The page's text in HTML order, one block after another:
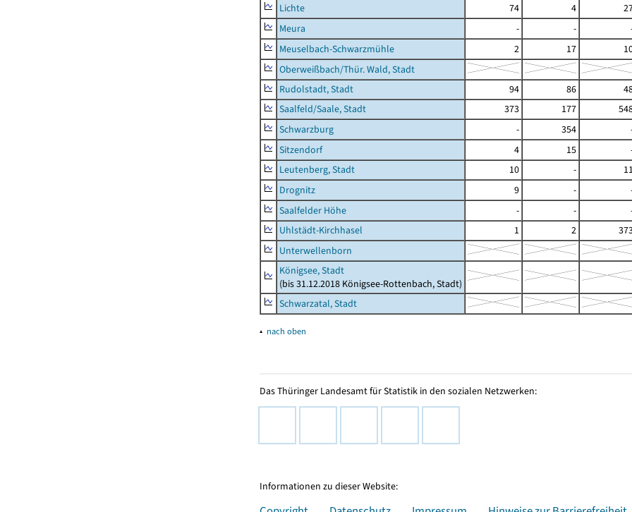
Lichte
74 4
Meura
- -
Meuselbach-Schwarzmühle
2 17
Oberweißbach/Thür. Wald, Stadt
Rudolstadt, Stadt
94 86
Saalfeld/Saale, Stadt
373 177
Schwarzburg
- 354
Sitzendorf
4 15
Leutenberg, Stadt
10 -
Drognitz
9 -
Saalfelder Höhe
- -
Uhlstädt-Kirchhasel
1 2
Unterwellenborn
Königsee, Stadt
(bis 31.12.2018 Königsee-Rottenbach, Stadt)
Schwarzatal, Stadt
▴ nach oben
Das Thüringer Landesamt für Statistik in den sozialen Netzwerken:
Informationen zu dieser Website: